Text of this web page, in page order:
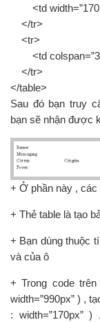
<td
</tr>
<tr>
<td
</tr>
</table>
Sau đó bạn truy
bạn sẽ nhận được
+ Ở phần này , các
+ Thẻ table là tạo
+ Bạn dùng thuộc
và của ô
+ Trong code
width=”990px” ) ,
: width=”170px”